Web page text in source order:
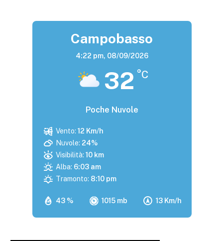
Campobasso
4:22 pm, 08/09/2026
32 °C
Poche Nuvole
43 % 1015 mb 13 Km/h
Vento: 12 Km/h
Nuvole: 24%
Visibilità: 10 km
Alba: 6:03 am
Tramonto: 8:10 pm